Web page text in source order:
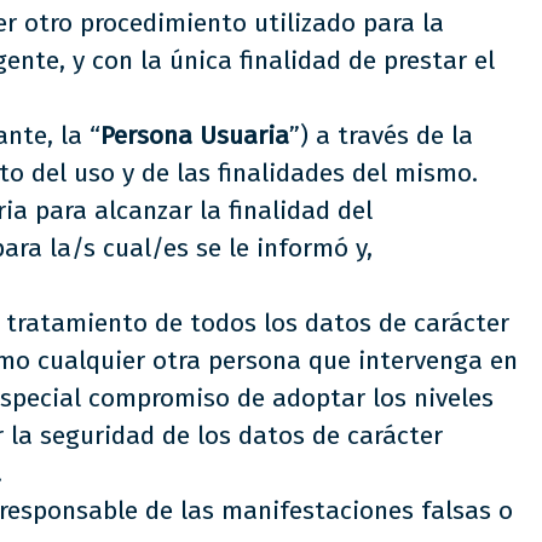
otro procedimiento utilizado para la
y con la única finalidad de prestar el
la “Persona Usuaria”) a través de la
del uso y de las finalidades del mismo.
para alcanzar la finalidad del
la/s cual/es se le informó y,
de todos los datos de carácter
cualquier otra persona que intervenga en
compromiso de adoptar los niveles
seguridad de los datos de carácter
de las manifestaciones falsas o